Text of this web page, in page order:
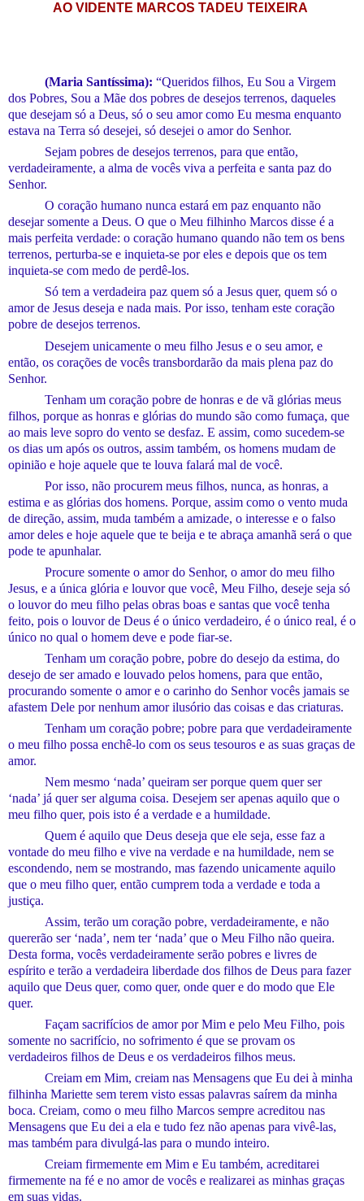
AO VIDENTE MARCOS TADEU TEIXEIRA
(Maria Santíssima):“Queridos filhos,Eu Sou a Virgem
dos Pobres, Sou a Mãe dos pobres de desejos terrenos, daqueles
que desejam só a Deus, só o seu amor como Eu mesma enquanto
estava na Terra só desejei, só desejei o amor do Senhor.
Sejam pobres de desejos terrenos, para que então,
verdadeiramente, a alma de vocês viva a perfeita e santa paz do
Senhor.
O coração humano nunca estará em paz enquanto não
desejar somente a Deus. O que o Meu filhinho Marcos disse é a
mais perfeita verdade: o coração humano quando não tem os bens
terrenos, perturba-se e inquieta-se por eles e depois que os tem
inquieta-se com medo de perdê-los.
Só tem a verdadeira paz quem só a Jesus quer, quem só o
amor de Jesus deseja e nada mais. Por isso, tenham este coração
pobre de desejos terrenos.
Desejem unicamente o meu filho Jesus e o seu amor, e
então, os corações de vocês transbordarão da mais plena paz do
Senhor.
Tenham um coração pobre de honras e de vã glórias meus
filhos, porque as honras e glórias do mundo são como fumaça, que
ao mais leve sopro do vento se desfaz. E assim, como sucedem-se
os dias um após os outros, assim também, os homens mudam de
opinião e hoje aquele que te louva falará mal de você.
Por isso, não procurem meusfilhos, nunca, as honras, a
estima e as glórias dos homens. Porque, assim como o vento muda
de direção, assim, muda também a amizade, o interesse e o falso
amor deles e hoje aquele que te beija e te abraça amanhã será o que
pode te apunhalar.
Procure somente o amor do Senhor, o amor do meu filho
Jesus, e a única glória e louvor que você, Meu Filho, deseje seja só
o louvor do meu filho pelas obras boas e santas que você tenha
feito, pois o louvor de Deus é o único verdadeiro, é o único real, é o
único no qual o homem deve e pode fiar-se.
Tenham um coração pobre, pobre do desejo da estima, do
desejo de ser amado e louvado pelos homens, para que então,
procurando somente o amor e o carinho do Senhor vocês jamais se
afastem Dele por nenhum amor ilusório das coisas e das criaturas.
Tenham um coração pobre;pobrepara que verdadeiramente
o meu filho possa enchê-lo com os seus tesouros e as suas graças de
amor.
Nem mesmo ‘nada’ queiram ser porque quem quer ser
‘nada’ já quer ser alguma coisa. Desejem ser apenas aquilo que o
meu filho quer, pois isto é a verdade e a humildade.
Quem é aquilo queDeus deseja queele seja, esse faz a
vontade do meu filho e vive na verdade e na humildade, nem se
escondendo, nem se mostrando, mas fazendo unicamente aquilo
que o meu filho quer, então cumprem toda a verdade e toda a
justiça.
Assim, terão um coração pobre, verdadeiramente, e não
quererão ser ‘nada’, nem ter ‘nada’ que o Meu Filho não queira.
Desta forma, vocês verdadeiramente serão pobres e livres de
espírito e terão a verdadeira liberdade dos filhos de Deus para fazer
aquilo que Deus quer, como quer, onde quer e do modo que Ele
quer.
Façam sacrifícios de amor por Mim e pelo Meu Filho, pois
somente no sacrifício, no sofrimento é que se provam os
verdadeiros filhos de Deus e os verdadeiros filhos meus.
Creiam em Mim, creiam nasMensagens que Eu dei à minha
filhinha Mariette sem terem visto essas palavras saírem da minha
boca. Creiam, como o meu filho Marcos sempre acreditou nas
Mensagens que Eu dei a ela e tudo fez não apenas para vivê-las,
mas também para divulgá-las para o mundo inteiro.
Creiam firmemente em Mim e Eutambém,acreditarei
firmemente na fé e no amor de vocês e realizarei as minhas graças
em suas vidas.